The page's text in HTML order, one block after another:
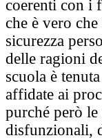
coerenti con i
che è vero
sicurezza
delle ragioni
scuola è
affidate ai
purché però
disfunzionali,